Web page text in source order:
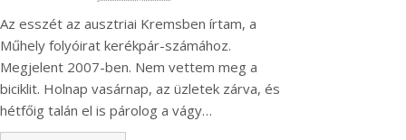
Az esszét az ausztriai Kremsben írtam, a
Műhely folyóirat kerékpár-számához.
Megjelent 2007-ben. Nem vettem meg a
biciklit. Holnap vasárnap, az üzletek zárva, és
hétfőig talán el is párolog a vágy…